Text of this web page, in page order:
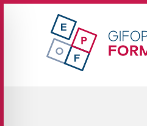
GIFOP Formation